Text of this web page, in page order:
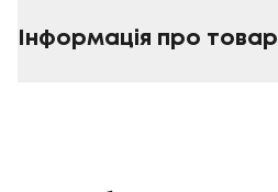
Інформація про товар